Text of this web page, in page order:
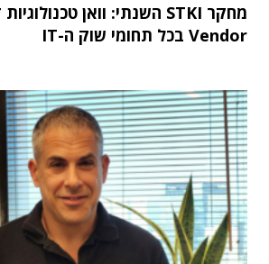
Vendor בכל תחומי שוק ה-IT